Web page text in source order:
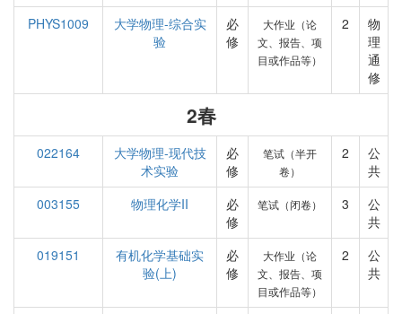
PHYS1009
大学物理-综合实
验
必
修
大作业（论
文、报告、项
目或作品等）
2
物
理
通
修
2春
022164
大学物理-现代技
术实验
必
修
笔试（半开
卷）
2
公
共
003155
物理化学II
必
修
笔试（闭卷） 3
公
共
019151
有机化学基础实
验(上)
必
修
大作业（论
文、报告、项
目或作品等）
2
公
共